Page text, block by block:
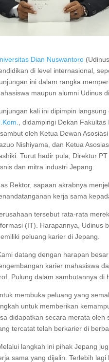
Dian Nuswantoro
di level internasional,
ini dalam rangka
maupun alumni Udinus
kali ini dipimpin langsung
, didampingi Dekan
oleh Ketua Dewan
Nishiyama, dan Ketua
Turut hadir pula, Direktur
dan mitra industri Jepang.
Rektor, sapaan akrabnya
kerja sama
tersebut rata-rata
(IT). Harapannya, Udinus
peluang karier di Jepang.
datang dengan harapan
karier mahasiswa
Pulung dalam sambutannya di
membuka peluang yang
untuk memberikan
didapatkan secara merata oleh
tercatat telah berkarier di
langkah ini pihak Jepang
sama yang dijalin. Terlebih